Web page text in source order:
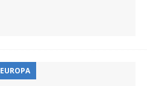
EUROPA